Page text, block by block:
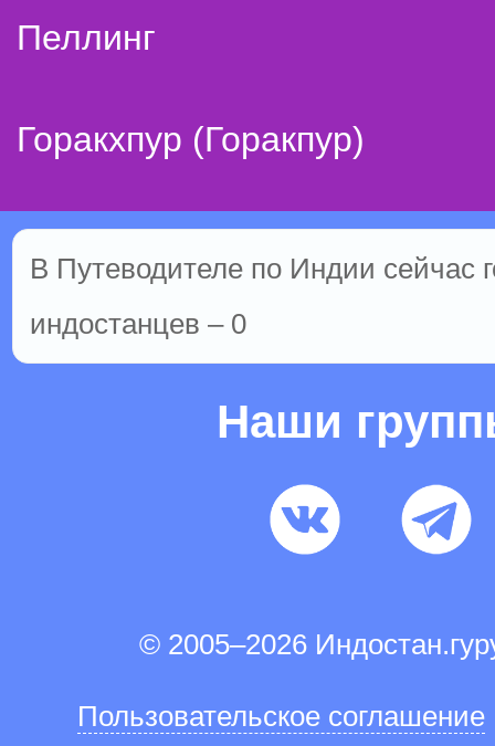
Пеллинг
Горакхпур (Горакпур)
В Путеводителе по Индии сейчас
индостанцев – 0
Наши
© 2005–2026
Пользовательское соглашение